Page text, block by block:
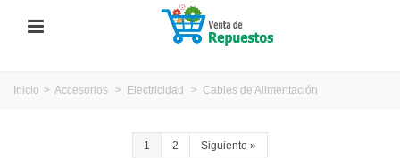
Inicio > Accesorios > Electricidad > Cables de Alimentación
1 2 Siguiente »